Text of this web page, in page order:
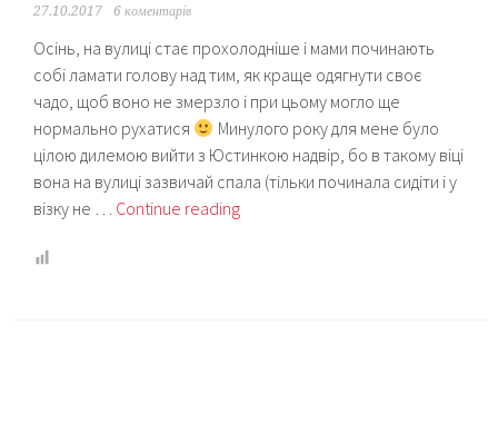
27.10.2017 6 коментарів
Осінь, на вулиці стає прохолодніше і мами починають
собі ламати голову над тим, як краще одягнути своє
чадо, щоб воно не змерзло і при цьому могло ще
нормально рухатися
Минулого року для мене було
цілою дилемою вийти з Юстинкою надвір, бо в такому віці
вона на вулиці зазвичай спала (тільки починала сидіти і у
візку не … Continue readingОда